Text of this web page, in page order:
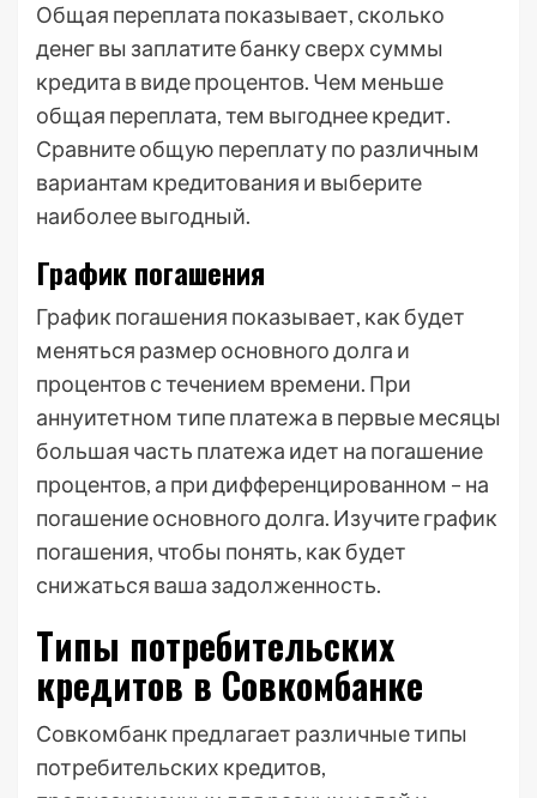
Общая переплата показывает, сколько
денег вы заплатите банку сверх суммы
кредита в виде процентов. Чем меньше
общая переплата, тем выгоднее кредит.
Сравните общую переплату по различным
вариантам кредитования и выберите
наиболее выгодный.
График погашения
График погашения показывает, как будет
меняться размер основного долга и
процентов с течением времени. При
аннуитетном типе платежа в первые месяцы
большая часть платежа идет на погашение
процентов, а при дифференцированном – на
погашение основного долга. Изучите график
погашения, чтобы понять, как будет
снижаться ваша задолженность.
Типы потребительских
кредитов в Совкомбанке
Совкомбанк предлагает различные типы
потребительских кредитов,